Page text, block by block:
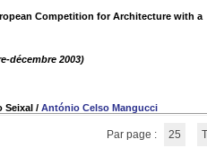
Competition for Architecture with a
décembre 2003)
Seixal / António Celso Mangucci
Par page : 25